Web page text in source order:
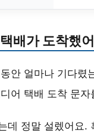
배가 도착했
안 얼마나 기다렸
어 택배 도착 문
데 정말 설렜어요.